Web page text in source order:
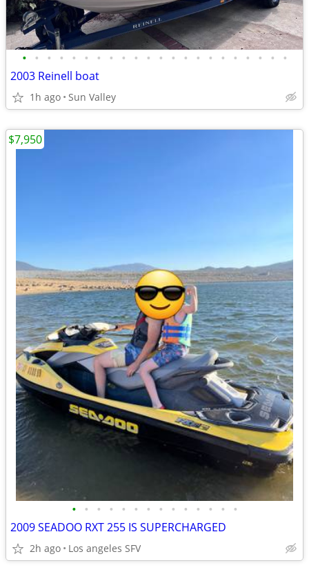
• • • • • • • • • • • • • • • • • • • • • •
2003 Reinell boat
1h ago Sun Valley
• • • • • • • • • • • • • •
2009 SEADOO RXT 255 IS SUPERCHARGED
2h ago Los angeles SFV
$7,950